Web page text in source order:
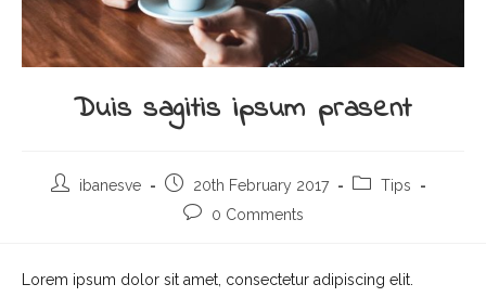
Duis sagitis ipsum prasent
Post ibanesve
Post
published:
20th February 2017
PostTips
Post 0 Comments
Lorem ipsum dolor sit amet, consectetur adipiscing elit.